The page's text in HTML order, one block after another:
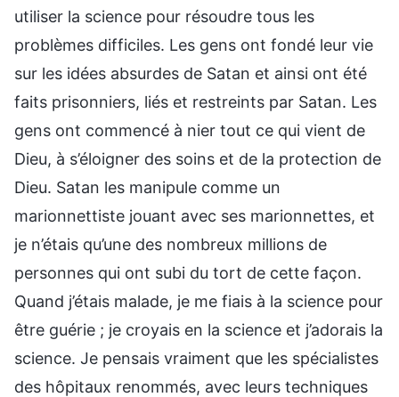
utiliser la science pour résoudre tous les
problèmes difficiles. Les gens ont fondé leur vie
sur les idées absurdes de Satan et ainsi ont été
faits prisonniers, liés et restreints par Satan. Les
gens ont commencé à nier tout ce qui vient de
Dieu, à s’éloigner des soins et de la protection de
Dieu. Satan les manipule comme un
marionnettiste jouant avec ses marionnettes, et
je n’étais qu’une des nombreux millions de
personnes qui ont subi du tort de cette façon.
Quand j’étais malade, je me fiais à la science pour
être guérie ; je croyais en la science et j’adorais la
science. Je pensais vraiment que les spécialistes
des hôpitaux renommés, avec leurs techniques